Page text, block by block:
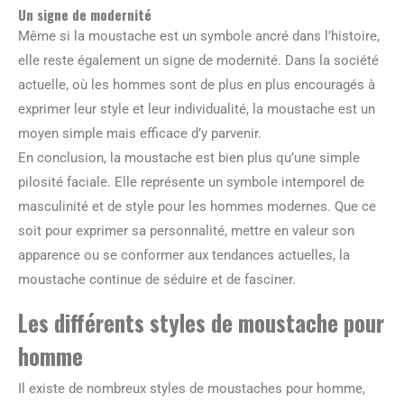
Un signe de modernité
Même si la moustache est un symbole ancré dans l’histoire,
elle reste également un signe de modernité. Dans la société
actuelle, où les hommes sont de plus en plus encouragés à
exprimer leur style et leur individualité, la moustache est un
moyen simple mais efficace d’y parvenir.
En conclusion, la moustache est bien plus qu’une simple
pilosité faciale. Elle représente un symbole intemporel de
masculinité et de style pour les hommes modernes. Que ce
soit pour exprimer sa personnalité, mettre en valeur son
apparence ou se conformer aux tendances actuelles, la
moustache continue de séduire et de fasciner.
Les différents styles de moustache pour
homme
Il existe de nombreux styles de moustaches pour homme,